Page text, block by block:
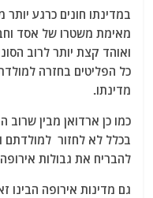
s
A
p
p
g
ra
m
l
מאימת משטרו של אסד
ואוהד קצת יותר לרוב
כל הפליטים בחזרה
מדינתו.
כמו כן ארדואן מבין שרוב
בכלל לא לחזור למולדתם
להבריח את גבולות
גם מדינות אירופה הבינו